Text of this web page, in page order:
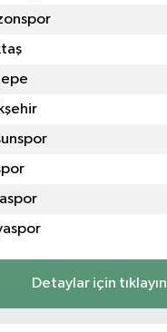
Detaylar için tıklayın